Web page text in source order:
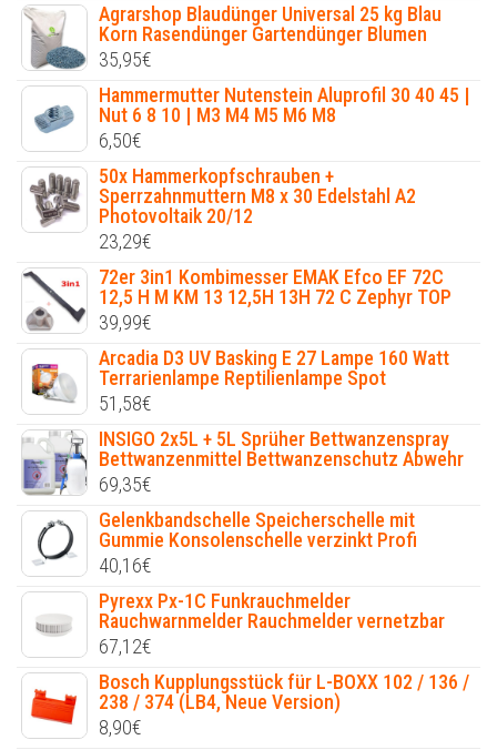
Agrarshop Blaudünger Universal 25 kg Blau
Korn Rasendünger Gartendünger Blumen
35,95€
Hammermutter Nutenstein Aluprofil 30 40 45 |
Nut 6 8 10 | M3 M4 M5 M6 M8
6,50€
50x Hammerkopfschrauben +
Sperrzahnmuttern M8 x 30 Edelstahl A2
Photovoltaik 20/12
23,29€
72er 3in1 Kombimesser EMAK Efco EF 72C
12,5 H M KM 13 12,5H 13H 72 C Zephyr TOP
39,99€
Arcadia D3 UV Basking E 27 Lampe 160 Watt
Terrarienlampe Reptilienlampe Spot
51,58€
INSIGO 2x5L + 5L Sprüher Bettwanzenspray
Bettwanzenmittel Bettwanzenschutz Abwehr
69,35€
Gelenkbandschelle Speicherschelle mit
Gummie Konsolenschelle verzinkt Profi
40,16€
Pyrexx Px-1C Funkrauchmelder
Rauchwarnmelder Rauchmelder vernetzbar
67,12€
Bosch Kupplungsstück für L-BOXX 102 / 136 /
238 / 374 (LB4, Neue Version)
8,90€